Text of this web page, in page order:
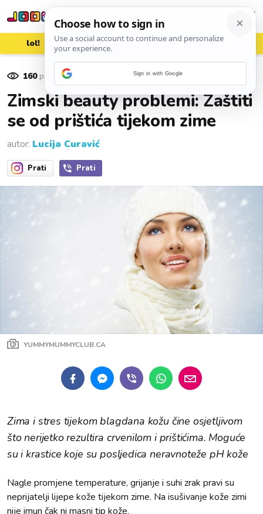
lol! aww vrh! woot?!
160pregleda
Zimski beauty problemi: Zaštiti
se od prištića tijekom zime
autor: Lucija Curavić
Prati Prati
YUMMYMUMMYCLUB.CA
Zima i stres tijekom blagdana kožu čine osjetljivom
što nerijetko rezultira crvenilom i prištićima. Moguće
su i krastice koje su posljedica neravnoteže pH kože
Nagle promjene temperature, grijanje i suhi zrak pravi su
neprijatelji lijepe kože tijekom zime. Na isušivanje kože zimi
nije imun čak ni masni tip kože.
Sign in with Google